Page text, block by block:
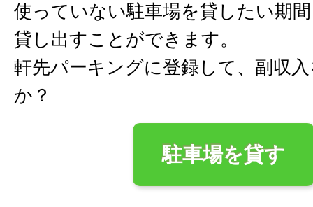
使っていない駐車場を貸したい期
貸し出すことができます。
軒先パーキングに登録して、副収
か？
駐車場を貸す